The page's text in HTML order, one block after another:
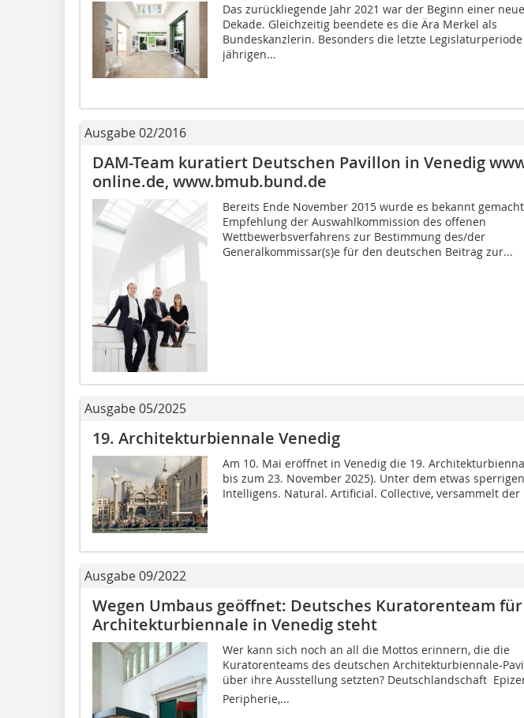
Das zurückliegende Jahr 2021 war der Beginn einer
Dekade. Gleichzeitig beendete es die Ära Merkel als
Bundeskanzlerin. Besonders die letzte
jährigen...
Ausgabe 02/2016
DAM-Team kuratiert Deutschen Pavillon in Venedig
online.de, www.bmub.bund.de
Bereits Ende November 2015 wurde es bekannt
Empfehlung der Auswahlkommission des offenen
Wettbewerbsverfahrens zur Bestimmung des/der
Generalkommissar(s)e für den deutschen Beitrag zur...
Ausgabe 05/2025
19. Architekturbiennale Venedig
Am 10. Mai eröffnet in Venedig die 19.
bis zum 23. November 2025). Unter dem etwas
Intelligens. Natural. Artificial. Collective, versammelt
Ausgabe 09/2022
Wegen Umbaus geöffnet: Deutsches Kuratorenteam
Architekturbiennale in Venedig steht
Wer kann sich noch an all die Mottos erinnern, die die
Kuratorenteams des deutschen Architekturbiennale-
über ihre Ausstellung setzten? Deutschlandschaft 
Peripherie,...